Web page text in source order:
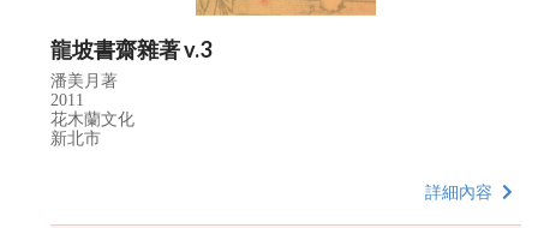
龍坡書齋雜著 v.3
潘美月著
2011
花木蘭文化
新北市
詳細內容